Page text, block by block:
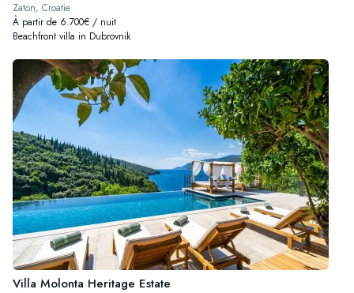
Zaton, Croatie
À partir de 6.700€ / nuit
Beachfront villa in Dubrovnik
Villa Molonta Heritage Estate